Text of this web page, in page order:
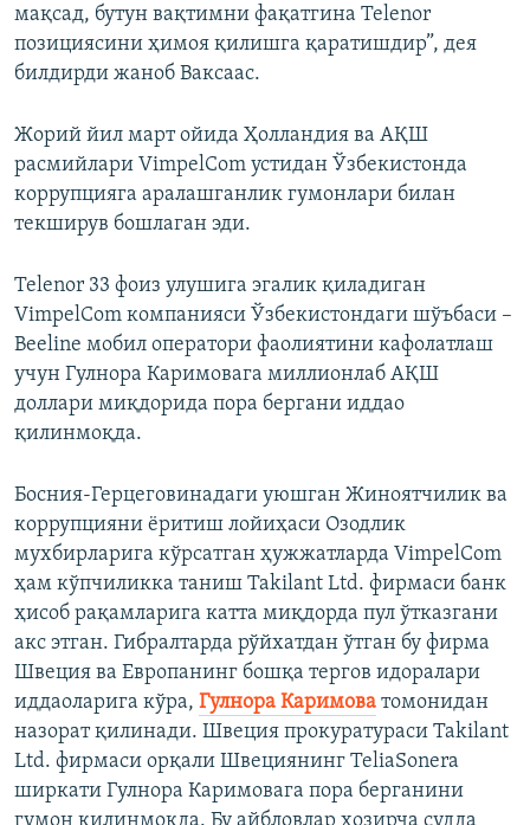
мақсад, бутун вақтимни фақатгина Telenor
позициясини ҳимоя қилишга қаратишдир”, дея
билдирди жаноб Ваксаас.
Жорий йил март ойида Ҳолландия ва АҚШ
расмийлари VimpelCom устидан Ўзбекистонда
коррупцияга аралашганлик гумонлари билан
текширув бошлаган эди.
Telenor 33 фоиз улушига эгалик қиладиган
VimpelCom компанияси Ўзбекистондаги шўъбаси –
Beeline мобил оператори фаолиятини кафолатлаш
учун Гулнора Каримовага миллионлаб АҚШ
доллари миқдорида пора бергани иддао
қилинмоқда.
Босния-Герцеговинадаги уюшган Жиноятчилик ва
коррупцияни ёритиш лойиҳаси Озодлик
мухбирларига кўрсатган ҳужжатларда VimpelCom
ҳам кўпчиликка таниш Takilant Ltd. фирмаси банк
ҳисоб рақамларига катта миқдорда пул ўтказгани
акс этган. Гибралтарда рўйхатдан ўтган бу фирма
Швеция ва Европанинг бошқа тергов идоралари
иддаоларига кўра, Гулнора Каримова томонидан
назорат қилинади. Швеция прокуратураси Takilant
Ltd. фирмаси орқали Швециянинг TeliaSonera
ширкати Гулнора Каримовага пора берганини